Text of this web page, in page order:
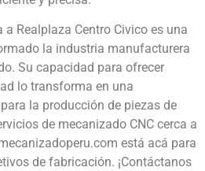
a Realplaza Centro Civico es una
la industria manufacturera
Su capacidad para ofrecer
lo transforma en una
la producción de piezas de
de mecanizado CNC cerca a
está acá para
de fabricación. ¡Contáctanos